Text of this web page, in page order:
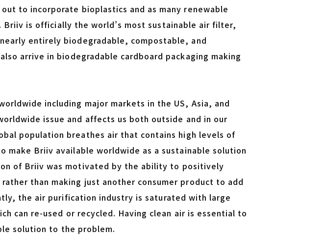
to incorporate bioplastics and as many renewable
is officially the world’s most sustainable air filter,
entirely biodegradable, compostable, and
arrive in biodegradable cardboard packaging making
including major markets in the US, Asia, and
issue and affects us both outside and in our
population breathes air that contains high levels of
Briiv available worldwide as a sustainable solution
of Briiv was motivated by the ability to positively
than making just another consumer product to add
the air purification industry is saturated with large
can re-used or recycled. Having clean air is essential to
solution to the problem.